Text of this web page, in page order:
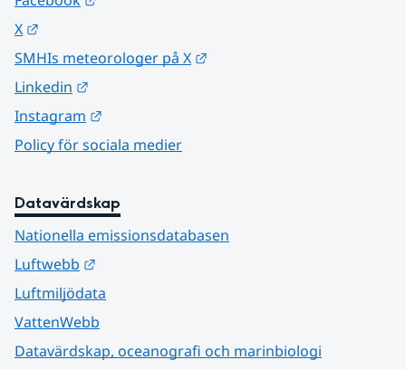
X
SMHIs meteorologer på X
Linkedin
Instagram
Policy för sociala medier
Datavärdskap
Nationella emissionsdatabasen
Luftwebb
Luftmiljödata
VattenWebb
Datavärdskap, oceanografi och marinbiologi